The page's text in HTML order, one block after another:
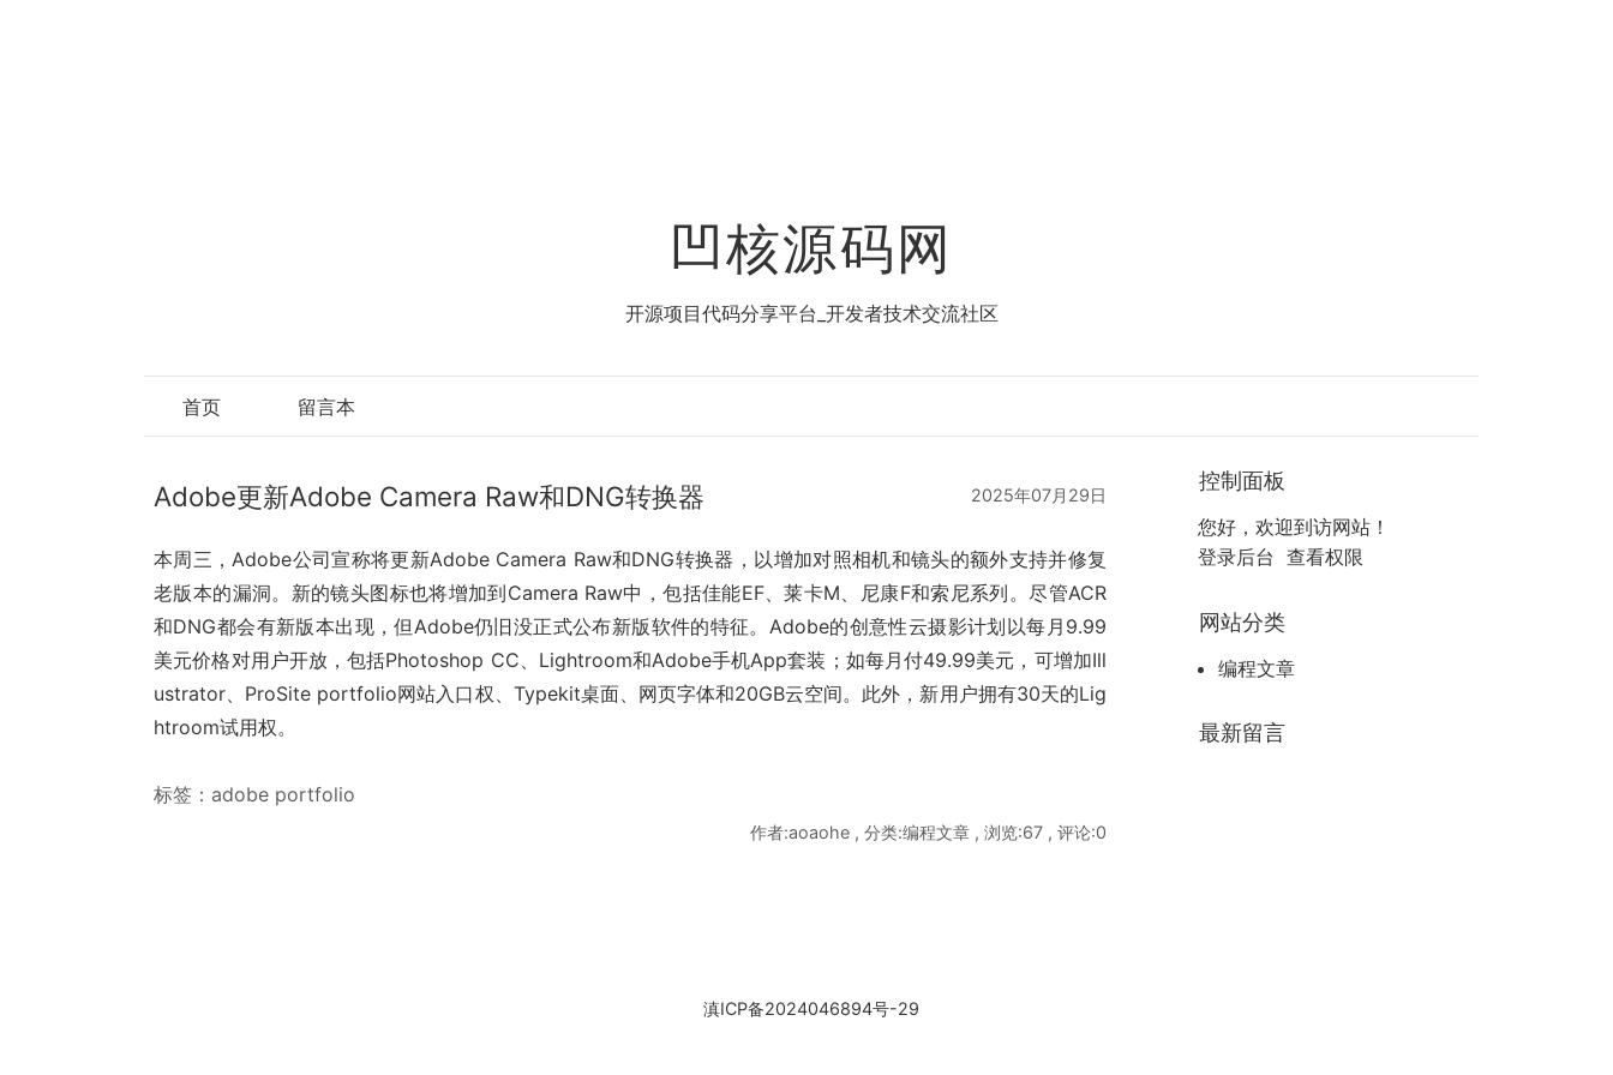
凹核源码网
开源项目代码分享平台_开发者技术交流社区
首页 留言本
2025年07月29日
Adobe更新Adobe Camera Raw和DNG转换器
本周三，Adobe公司宣称将更新Adobe Camera Raw和DNG转换器，以增加对照相机和镜头的额外支持并修复
老版本的漏洞。新的镜头图标也将增加到Camera Raw中，包括佳能EF、莱卡M、尼康F和索尼系列。尽管ACR
和DNG都会有新版本出现，但Adobe仍旧没正式公布新版软件的特征。Adobe的创意性云摄影计划以每月9.99
美元价格对用户开放，包括Photoshop CC、Lightroom和Adobe手机App套装；如每月付49.99美元，可增加Ill
ustrator、ProSite portfolio网站入口权、Typekit桌面、网页字体和20GB云空间。此外，新用户拥有30天的Lig
htroom试用权。
标签： adobe portfolio
作者:aoaohe , 分类:编程文章 , 浏览:67 , 评论:0
控制面板
您好，欢迎到访网站！
登录后台 查看权限
网站分类
编程文章
最新留言
滇ICP备2024046894号-29